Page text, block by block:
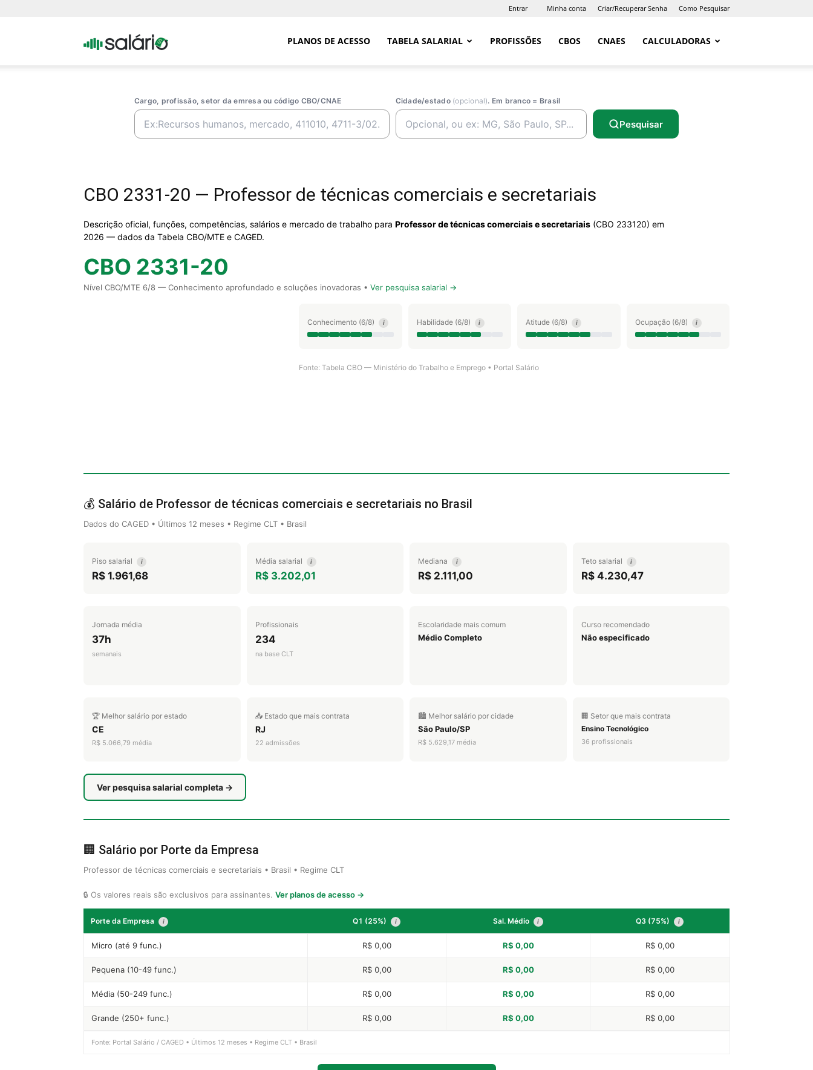
Entrar Minha conta Criar/Recuperar Senha Como Pesquisar
Portal PLANOS DE ACESSO TABELA SALARIAL PROFISSÕES CBOS CNAES CALCULADORAS
Cargo, profissão, setor da emresa ou código CBO/CNAE Cidade/estado (opcional). Em branco = Brasil
Pesquisar
CBO 2331-20 — Professor de técnicas comerciais e secretariais
Descrição oficial, funções, competências, salários e mercado de trabalho para Professor de técnicas comerciais e secretariais (CBO 233120) em
2026 — dados da Tabela CBO/MTE e CAGED.
CBO 2331-20
Nível CBO/MTE 6/8 — Conhecimento aprofundado e soluções inovadoras • Ver pesquisa salarial →
Conhecimento (6/8) i Habilidade (6/8) i Atitude (6/8) i Ocupação (6/8) i
Fonte: Tabela CBO — Ministério do Trabalho e Emprego • Portal Salário
💰 Salário de Professor de técnicas comerciais e secretariais no Brasil
Dados do CAGED • Últimos 12 meses • Regime CLT • Brasil
Piso salarial i
R$ 1.961,68
Média salarial i
R$ 3.202,01
Mediana i
R$ 2.111,00
Teto salarial i
R$ 4.230,47
Jornada média
37h
semanais
Profissionais
234
na base CLT
Escolaridade mais comum
Médio Completo
Curso recomendado
Não especificado
🏆 Melhor salário por estado
CE
R$ 5.066,79 média
📥 Estado que mais contrata
RJ
22 admissões
🏙️ Melhor salário por cidade
São Paulo/SP
R$ 5.629,17 média
🏢 Setor que mais contrata
Ensino Tecnológico
36 profissionais
Ver pesquisa salarial completa →
🏢 Salário por Porte da Empresa
Professor de técnicas comerciais e secretariais • Brasil • Regime CLT
🔒 Os valores reais são exclusivos para assinantes. Ver planos de acesso →
Porte da Empresa i Q1 (25%) i Sal. Médio i Q3 (75%) i
Micro (até 9 func.) R$ 0,00 R$ 0,00 R$ 0,00
Pequena (10-49 func.) R$ 0,00 R$ 0,00 R$ 0,00
Média (50-249 func.) R$ 0,00 R$ 0,00 R$ 0,00
Grande (250+ func.) R$ 0,00 R$ 0,00 R$ 0,00
Fonte: Portal Salário / CAGED • Últimos 12 meses • Regime CLT • Brasil